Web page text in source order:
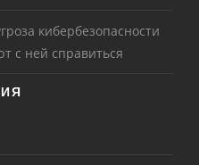
кибербезопасности
с ней справиться